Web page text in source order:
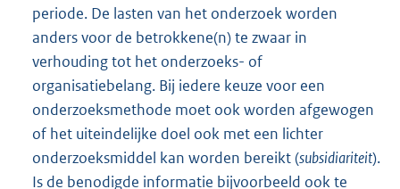
periode. De lasten van het onderzoek worden
anders voor de betrokkene(n) te zwaar in
verhouding tot het onderzoeks- of
organisatiebelang. Bij iedere keuze voor een
onderzoeksmethode moet ook worden afgewogen
of het uiteindelijke doel ook met een lichter
onderzoeksmiddel kan worden bereikt (subsidiariteit).
Is de benodigde informatie bijvoorbeeld ook te